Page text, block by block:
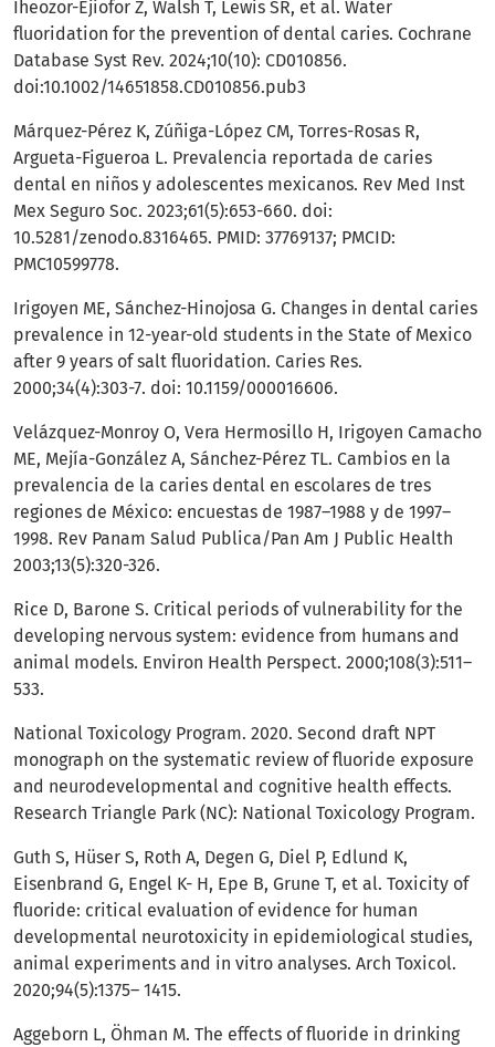
Iheozor-Ejiofor Z, Walsh T, Lewis SR, et al. Water
fluoridation for the prevention of dental caries. Cochrane
Database Syst Rev. 2024;10(10): CD010856.
doi:10.1002/14651858.CD010856.pub3
Márquez-Pérez K, Zúñiga-López CM, Torres-Rosas R,
Argueta-Figueroa L. Prevalencia reportada de caries
dental en niños y adolescentes mexicanos. Rev Med Inst
Mex Seguro Soc. 2023;61(5):653-660. doi:
10.5281/zenodo.8316465. PMID: 37769137; PMCID:
PMC10599778.
Irigoyen ME, Sánchez-Hinojosa G. Changes in dental caries
prevalence in 12-year-old students in the State of Mexico
after 9 years of salt fluoridation. Caries Res.
2000;34(4):303-7. doi: 10.1159/000016606.
Velázquez-Monroy O, Vera Hermosillo H, Irigoyen Camacho
ME, Mejía-González A, Sánchez-Pérez TL. Cambios en la
prevalencia de la caries dental en escolares de tres
regiones de México: encuestas de 1987–1988 y de 1997–
1998. Rev Panam Salud Publica/Pan Am J Public Health
2003;13(5):320-326.
Rice D, Barone S. Critical periods of vulnerability for the
developing nervous system: evidence from humans and
animal models. Environ Health Perspect. 2000;108(3):511–
533.
National Toxicology Program. 2020. Second draft NPT
monograph on the systematic review of fluoride exposure
and neurodevelopmental and cognitive health effects.
Research Triangle Park (NC): National Toxicology Program.
Guth S, Hüser S, Roth A, Degen G, Diel P, Edlund K,
Eisenbrand G, Engel K- H, Epe B, Grune T, et al. Toxicity of
fluoride: critical evaluation of evidence for human
developmental neurotoxicity in epidemiological studies,
animal experiments and in vitro analyses. Arch Toxicol.
2020;94(5):1375– 1415.
Aggeborn L, Öhman M. The effects of fluoride in drinking